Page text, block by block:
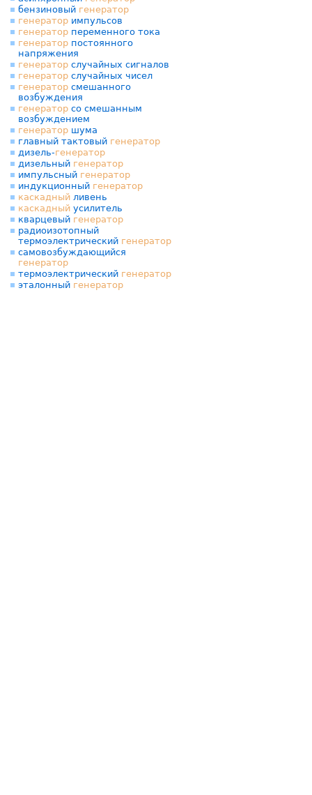
бензиновый генератор
генератор импульсов
генератор переменного тока
генератор постоянного
напряжения
генератор случайных сигналов
генератор случайных чисел
генератор смешанного
возбуждения
генератор со смешанным
возбуждением
генератор шума
главный тактовый генератор
дизель-генератор
дизельный генератор
импульсный генератор
индукционный генератор
каскадный ливень
каскадный усилитель
кварцевый генератор
радиоизотопный
термоэлектрический генератор
самовозбуждающийся
генератор
термоэлектрический генератор
эталонный генератор